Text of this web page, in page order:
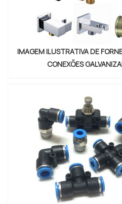
IMAGEM ILUSTRATIVA DE
CONEXÕES